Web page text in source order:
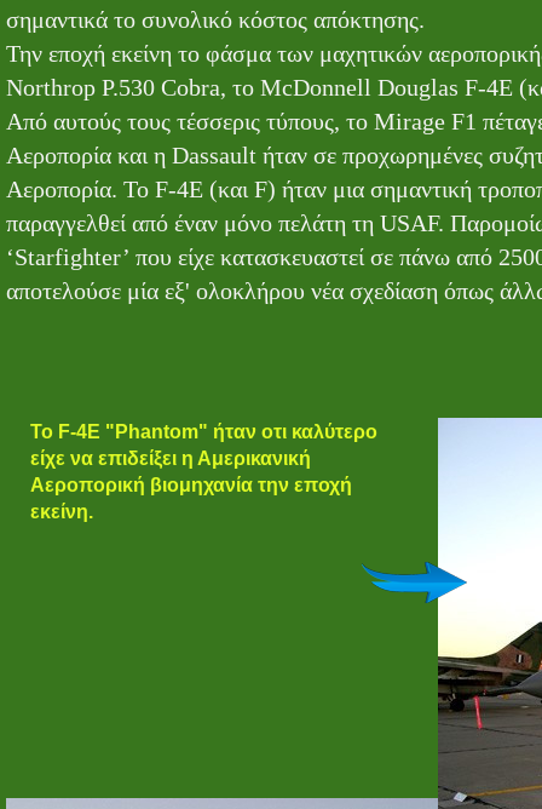
σημαντικά το συνολικό κόστος απόκτησης.
Την εποχή εκείνη το φάσμα των μαχητικών
Northrop P.530 Cobra, το McDonnell Douglas F-4E
Από αυτούς τους τέσσερις τύπους, το Mirage F1
Αεροπορία και η Dassault ήταν σε προχωρημένες
Αεροπορία. Το F-4E (και F) ήταν μια σημαντική
παραγγελθεί από έναν μόνο πελάτη τη USAF.
‘Starfighter’ που είχε κατασκευαστεί σε πάνω από
αποτελούσε μία εξ' ολοκλήρου νέα σχεδίαση όπως
Το F-4E "Phantom" ήταν οτι καλύτερο
είχε να επιδείξει η Αμερικανική
Αεροπορική βιομηχανία την εποχή
εκείνη.